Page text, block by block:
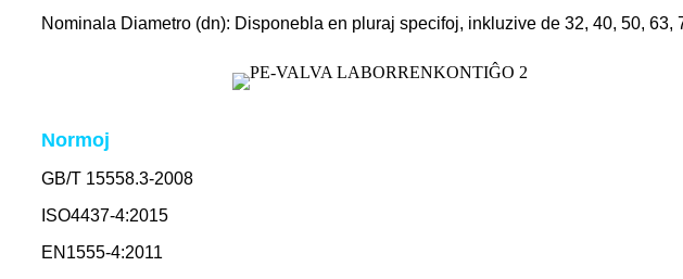
Nominala Diametro (dn): Disponebla en pluraj specifoj, inkluzive de 32, 40, 50, 63,
Normoj
GB/T 15558.3-2008
ISO4437-4:2015
EN1555-4:2011